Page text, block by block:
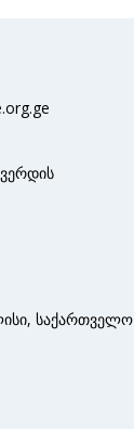
საქართველო